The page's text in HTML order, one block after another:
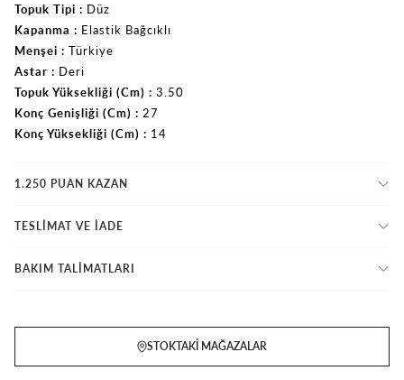
Topuk Tipi
Düz
Kapanma
Elastik Bağcıklı
Menşei
Türkiye
Astar
Deri
Topuk Yüksekliği (Cm)
3.50
Konç Genişliği (Cm)
27
Konç Yüksekliği (Cm)
14
1.250 PUAN KAZAN
TESLİMAT VE İADE
BAKIM TALİMATLARI
STOKTAKI MAĞAZALAR